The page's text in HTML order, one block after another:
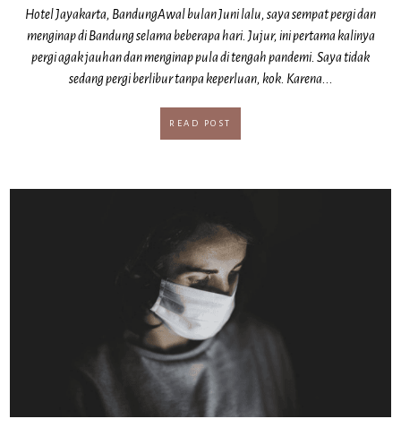
Hotel Jayakarta, BandungAwal bulan Juni lalu, saya sempat pergi dan
menginap di Bandung selama beberapa hari. Jujur, ini pertama kalinya
pergi agak jauhan dan menginap pula di tengah pandemi. Saya tidak
sedang pergi berlibur tanpa keperluan, kok. Karena...
READ POST